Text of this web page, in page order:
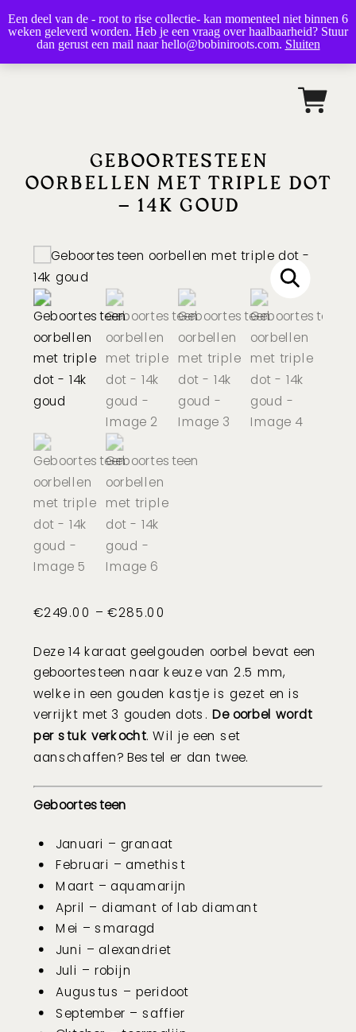
Een deel van de - root to rise collectie- kan momenteel niet binnen 6
weken geleverd worden. Heb je een vraag over haalbaarheid? Stuur
dan gerust een mail naar hello@bobiniroots.com. Sluiten
bobini roots
GEBOORTESTEEN
OORBELLEN MET TRIPLE DOT
– 14K GOUD
€249.00 – €285.00
€249.00
through
€285.00
Deze 14 karaat geelgouden oorbel bevat een
geboortesteen naar keuzevan 2.5 mm,
welke in een gouden kastje is gezet en is
verrijkt met 3 gouden dots. De oorbel wordt
per stuk verkocht. Wil je een set
aanschaffen? Bestel er dan twee.
Geboortesteen
Januari – granaat
Februari – amethist
Maart – aquamarijn
April – diamant of lab diamant
Mei – smaragd
Juni – alexandriet
Juli – robijn
Augustus – peridoot
September – saffier